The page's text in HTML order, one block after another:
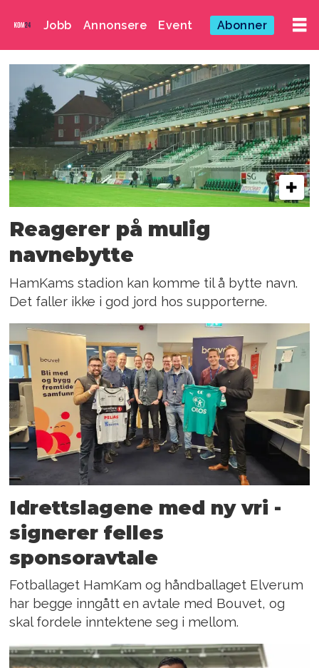
Jobb Annonsere Event Abonner
Emne:
mehran
amundsen-
ansari
Reagerer på mulig
navnebytte
HamKams stadion kan komme til å bytte navn.
Det faller ikke i god jord hos supporterne.
Idrettslagene med ny vri -
signerer felles
sponsoravtale
Fotballaget HamKam og håndballaget Elverum
har begge inngått en avtale med Bouvet, og
skal fordele inntektene seg i mellom.